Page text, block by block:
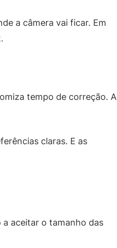
a câmera vai ficar. Em
tempo de correção. A
claras. E as
aceitar o tamanho das